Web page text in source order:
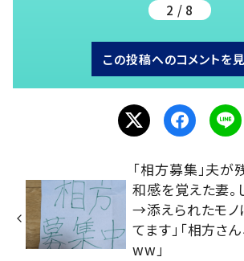
2 / 8
この投稿へのコメントを
「相方募集」夫が
和感を覚えた妻。
→添えられたモノ
てます」「相方さ
ww」